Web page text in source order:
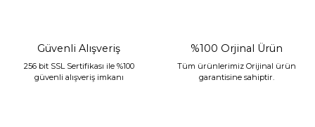
Güvenli Alışveriş
256 bit SSL Sertifikası ile %100
güvenli alışveriş imkanı
%100 Orjinal Ürün
Tüm ürünlerimiz Orijinal ürün
garantisine sahiptir.